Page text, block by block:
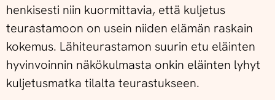
henkisesti niin kuormittavia, että kuljetus
teurastamoon on usein niiden elämän raskain
kokemus. Lähiteurastamon suurin etu eläinten
hyvinvoinnin näkökulmasta onkin eläinten lyhyt
kuljetusmatka tilalta teurastukseen.